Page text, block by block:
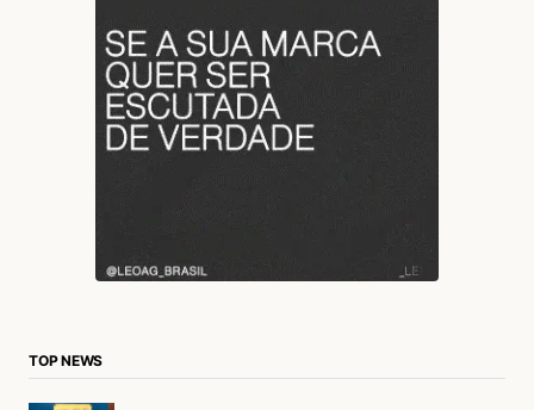
TOP NEWS